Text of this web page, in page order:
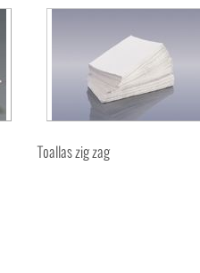
Toallas zig zag